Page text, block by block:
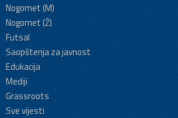
Nogomet (M)
Nogomet (Ž)
Futsal
Saopštenja za javnost
Edukacija
Mediji
Grassroots
Sve vijesti